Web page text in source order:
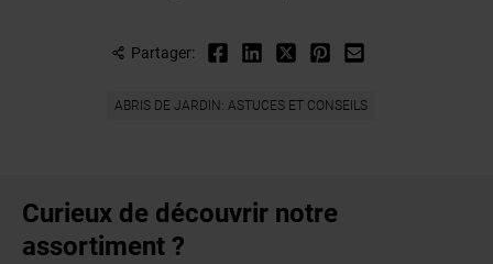
Partager:
ABRIS DE JARDIN: ASTUCES ET CONSEILS
Curieux de découvrir notre
assortiment ?